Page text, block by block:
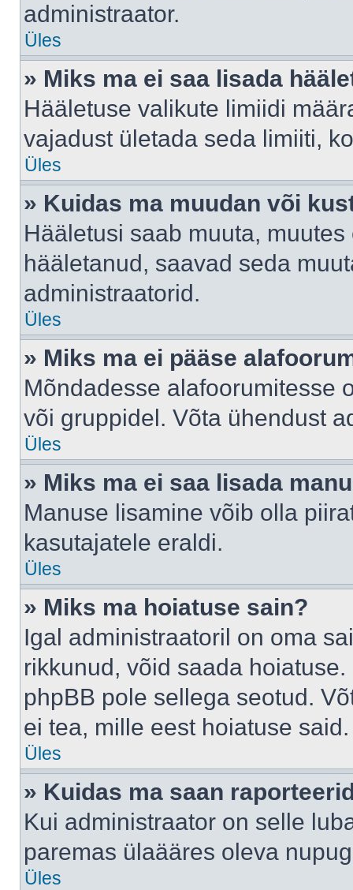
administraator.
Üles
» Miks ma ei saa lisada
Hääletuse valikute limiidi
vajadust ületada seda limiiti,
Üles
» Kuidas ma muudan või
Hääletusi saab muuta,
hääletanud, saavad seda
administraatorid.
Üles
» Miks ma ei pääse
Mõndadesse alafoorumitesse
või gruppidel. Võta ühendust
Üles
» Miks ma ei saa lisada
Manuse lisamine võib olla
kasutajatele eraldi.
Üles
» Miks ma hoiatuse sain?
Igal administraatoril on oma
rikkunud, võid saada
phpBB pole sellega seotud.
ei tea, mille eest hoiatuse said.
Üles
» Kuidas ma saan
Kui administraator on selle
paremas ülaääres oleva
Üles